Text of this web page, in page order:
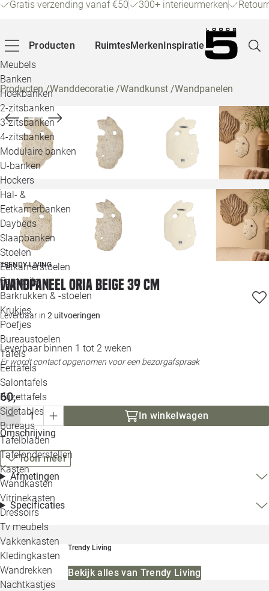
Gratis verzending vanaf €50 300+ interieurmerken
Producten
Meubels
Banken
Hoekbanken
2-zitsbanken
3-zitsbanken
4-zitsbanken
Modulaire banken
U-banken
Hockers
Hal- &
Eetkamerbanken
Daybeds
Slaapbanken
Stoelen
Eetkamerstoelen
Fauteuils
Barkrukken & -stoelen
Krukjes
Poefjes
Bureaustoelen
Tafels
Eettafels
Salontafels
Bijzettafels
Sidetables
Bureaus
Tafelbladen
Tafelonderstellen
Kasten
Wandkasten
Vitrinekasten
Dressoirs
Tv meubels
Vakkenkasten
Kledingkasten
Wandrekken
Nachtkastjes
RuimtesMerkenInspiratie
Producten/Wanddecoratie /Wandkunst /Wandpanelen
TRENDY LIVING
Wandpaneel Oria beige 39 cm
Leverbaar in 2 uitvoeringen
Leverbaar binnen 1 tot 2 weken
Er wordt contact opgenomen voor een bezorgafspraak
60,-
In winkelwagen
Omschrijving
Toon meer
Afmetingen
Specificaties
Trendy Living
Bekijk alles van Trendy Living